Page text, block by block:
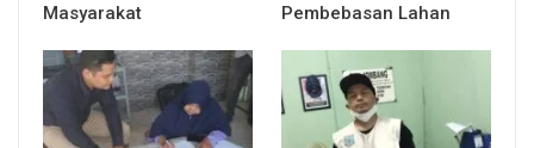
Masyarakat
Pembebasan Lahan